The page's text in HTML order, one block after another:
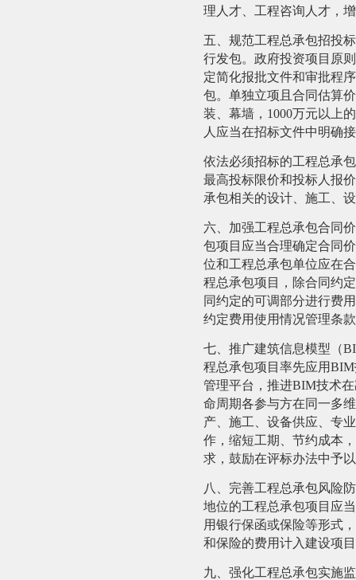
理人才、工程咨询人才，
五、规范工程总承包招投
行发包。政府投资项目原
定简化报批文件和审批程
包。单独立项且合同估算
装、幕墙， 1000万元以上
人应当在招标文件中明确
依法必须招标的工程总承
最高投标限价和投标人报
承包相关的设计、施工、
六、加强工程总承包合同
包项目应当合理确定合同
位和工程总承包单位应在
程总承包项目，除合同约
同约定的可调部分进行费
约定费用使用情况管理条
七、推广建筑信息模型（
程总承包项目率先应用BIM
管理平台，推进BIM技术
命周期各参与方在同一多
产、施工、设备供应、专
作，缩短工期、节约成本
求，鼓励在评标办法中予
八、完善工程总承包风险
地位的工程总承包项目应
用银行保函或保险等形式
和保险的费用计入建设项
九、强化工程总承包实施